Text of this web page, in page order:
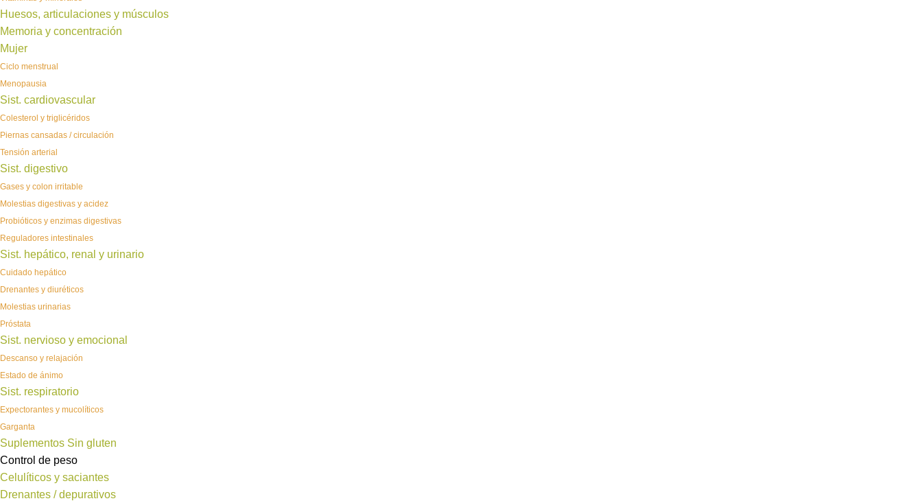
Huesos, articulaciones y músculos
Memoria y concentración
Mujer
Ciclo menstrual
Menopausia
Sist. cardiovascular
Colesterol y triglicéridos
Piernas cansadas / circulación
Tensión arterial
Sist. digestivo
Gases y colon irritable
Molestias digestivas y acidez
Probióticos y enzimas digestivas
Reguladores intestinales
Sist. hepático, renal y urinario
Cuidado hepático
Drenantes y diuréticos
Molestias urinarias
Próstata
Sist. nervioso y emocional
Descanso y relajación
Estado de ánimo
Sist. respiratorio
Expectorantes y mucolíticos
Garganta
Suplementos Sin gluten
Control de peso
Celulíticos y saciantes
Drenantes / depurativos